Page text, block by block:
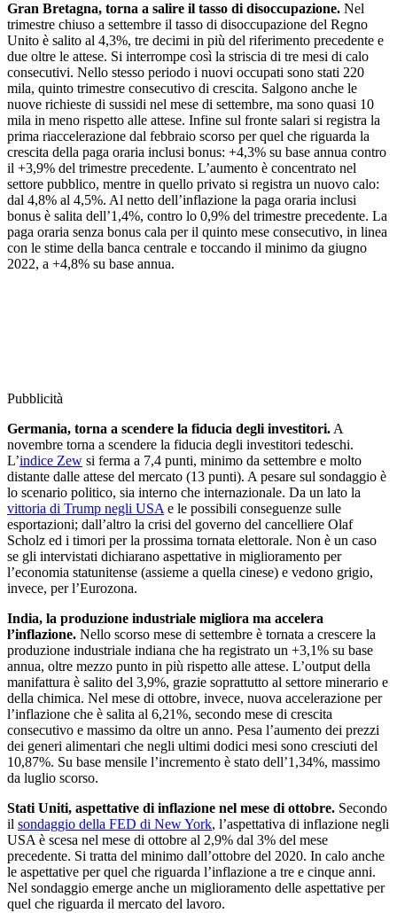
Gran Bretagna, torna a salire il tasso di disoccupazione. Nel
trimestre chiuso a settembre il tasso di disoccupazione del Regno
Unito è salito al 4,3%, tre decimi in più del riferimento precedente e
due oltre le attese. Si interrompe così la striscia di tre mesi di calo
consecutivi. Nello stesso periodo i nuovi occupati sono stati 220
mila, quinto trimestre consecutivo di crescita. Salgono anche le
nuove richieste di sussidi nel mese di settembre, ma sono quasi 10
mila in meno rispetto alle attese. Infine sul fronte salari si registra la
prima riaccelerazione dal febbraio scorso per quel che riguarda la
crescita della paga oraria inclusi bonus: +4,3% su base annua contro
il +3,9% del trimestre precedente. L’aumento è concentrato nel
settore pubblico, mentre in quello privato si registra un nuovo calo:
dal 4,8% al 4,5%. Al netto dell’inflazione la paga oraria inclusi
bonus è salita dell’1,4%, contro lo 0,9% del trimestre precedente. La
paga oraria senza bonus cala per il quinto mese consecutivo, in linea
con le stime della banca centrale e toccando il minimo da giugno
2022, a +4,8% su base annua.
Pubblicità
Germania, torna a scendere la fiducia degli investitori. A
novembre torna a scendere la fiducia degli investitori tedeschi.
L’indice Zew si ferma a 7,4 punti, minimo da settembre e molto
distante dalle attese del mercato (13 punti). A pesare sul sondaggio è
lo scenario politico, sia interno che internazionale. Da un lato la
vittoria di Trump negli USA e le possibili conseguenze sulle
esportazioni; dall’altro la crisi del governo del cancelliere Olaf
Scholz ed i timori per la prossima tornata elettorale. Non è un caso
se gli intervistati dichiarano aspettative in miglioramento per
l’economia statunitense (assieme a quella cinese) e vedono grigio,
invece, per l’Eurozona.
India, la produzione industriale migliora ma accelera
l’inflazione. Nello scorso mese di settembre è tornata a crescere la
produzione industriale indiana che ha registrato un +3,1% su base
annua, oltre mezzo punto in più rispetto alle attese. L’output della
manifattura è salito del 3,9%, grazie soprattutto al settore minerario e
della chimica. Nel mese di ottobre, invece, nuova accelerazione per
l’inflazione che è salita al 6,21%, secondo mese di crescita
consecutivo e massimo da oltre un anno. Pesa l’aumento dei prezzi
dei generi alimentari che negli ultimi dodici mesi sono cresciuti del
10,87%. Su base mensile l’incremento è stato dell’1,34%, massimo
da luglio scorso.
Stati Uniti, aspettative di inflazione nel mese di ottobre. Secondo
il sondaggio della FED di New York, l’aspettativa di inflazione negli
USA è scesa nel mese di ottobre al 2,9% dal 3% del mese
precedente. Si tratta del minimo dall’ottobre del 2020. In calo anche
le aspettative per quel che riguarda l’inflazione a tre e cinque anni.
Nel sondaggio emerge anche un miglioramento delle aspettative per
quel che riguarda il mercato del lavoro.